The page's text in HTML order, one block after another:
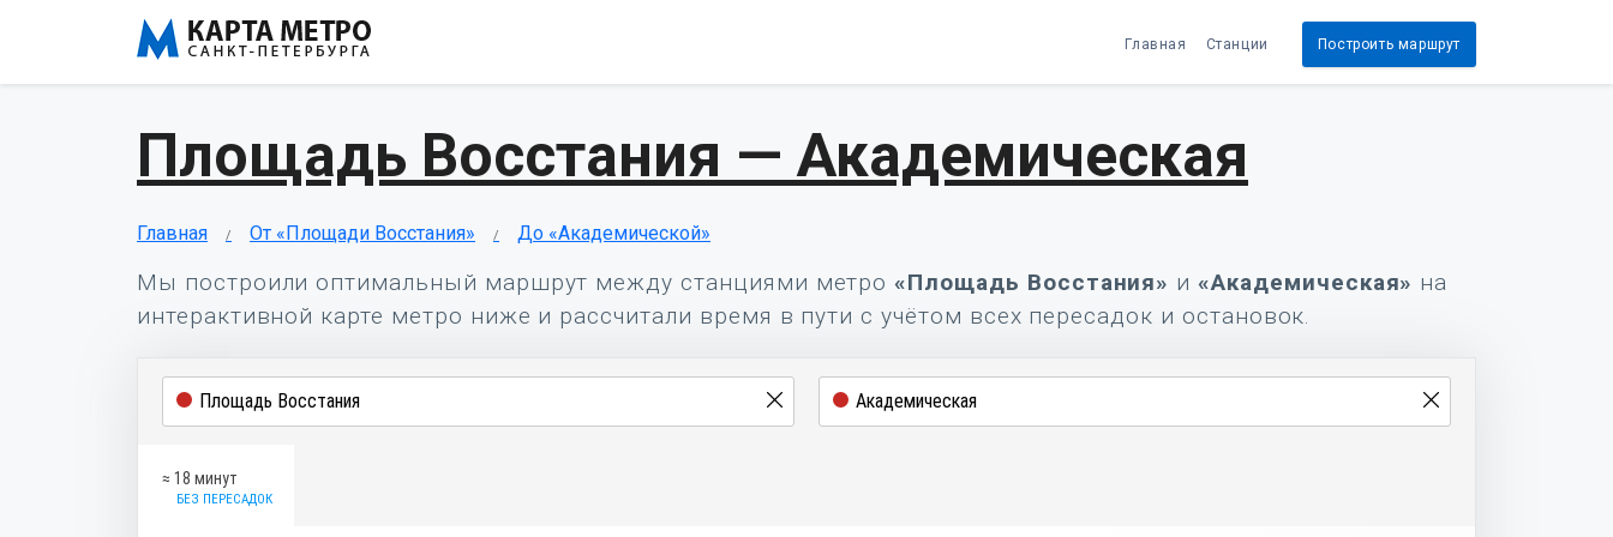
Главная Станции Построить маршрут
Площадь Восстания — Академическая
Главная От «Площади Восстания» До «Академической»
Мы построили оптимальный маршрут между станциями метро«Площадь Восстания» и«Академическая» на
интерактивной карте метро ниже и рассчитали время в пути с учётом всех пересадок и остановок.
≈ 18 минут
БЕЗ ПЕРЕСАДОК